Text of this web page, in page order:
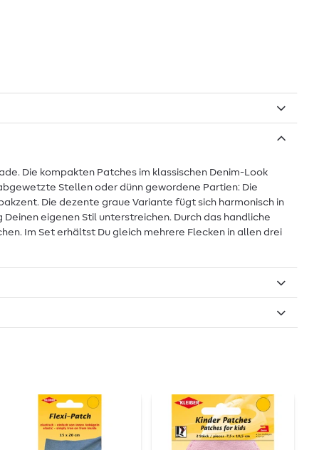
Die kompakten Patches im klassischen Denim-Look
Stellen oder dünn gewordene Partien: Die
Die dezente graue Variante fügt sich harmonisch in
eigenen Stil unterstreichen. Durch das handliche
Im Set erhältst Du gleich mehrere Flecken in allen drei